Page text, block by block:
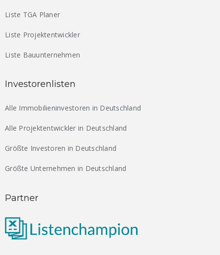
Liste TGA Planer
Liste Projektentwickler
Liste Bauunternehmen
Investorenlisten
Alle Immobilieninvestoren in Deutschland
Alle Projektentwickler in Deutschland
Größte Investoren in Deutschland
Größte Unternehmen in Deutschland
Partner